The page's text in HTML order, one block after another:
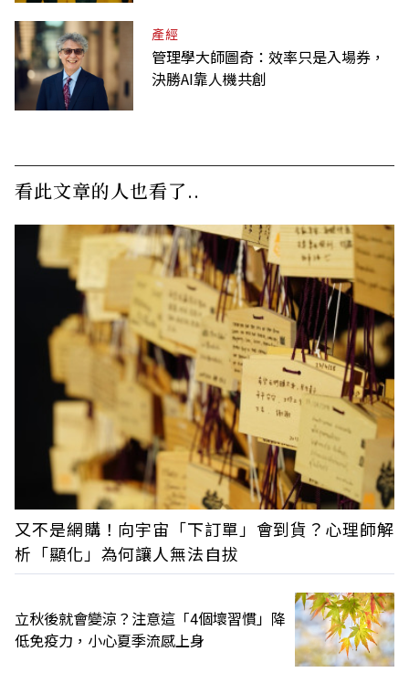
產經
管理學大師圖奇：效率只是入場券，
決勝AI靠人機共創
看此文章的人也看了..
又不是網購！向宇宙「下訂單」會到貨？心理師解
析「顯化」為何讓人無法自拔
立秋後就會變涼？注意這「4個壞習慣」降
低免疫力，小心夏季流感上身